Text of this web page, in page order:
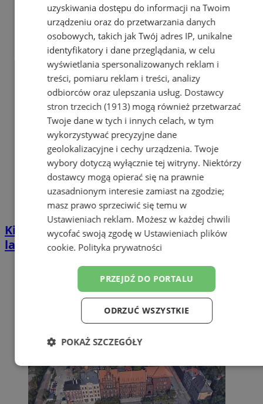
Kierował BMW mimo zakazu sądowego. 57-
latek zatrzymany w Zabrzu
uzyskiwania dostępu do informacji na Twoim
urządzeniu oraz do przetwarzania danych
osobowych, takich jak Twój adres IP, unikalne
identyfikatory i dane przeglądania, w celu
wyświetlania spersonalizowanych reklam i
treści, pomiaru reklam i treści, analizy
odbiorców oraz ulepszania usług. Dostawcy
stron trzecich (1913)mogą również przetwarzać
Twoje dane w tych i innych celach, w tym
wykorzystywać precyzyjne dane
geolokalizacyjne i cechy urządzenia. Twoje
wybory dotyczą wyłącznie tej witryny. Niektórzy
dostawcy mogą opierać się na prawnie
uzasadnionym interesie zamiast na zgodzie;
masz prawo sprzeciwić się temu w
Ustawieniach reklam. Możesz w każdej chwili
wycofać swoją zgodę w Ustawieniach plików
cookie. Polityka prywatności
PRZEJDŹ DO PORTALU
ODRZUĆ WSZYSTKIE
POKAŻ SZCZEGÓŁY
Niezbędne Wydajność Targetowanie